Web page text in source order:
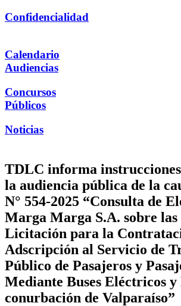
Confidencialidad
Calendario
Audiencias
Concursos
Públicos
Noticias
TDLC informa instrucciones
la audiencia pública de la
N° 554-2025 “Consulta de
Marga Marga S.A. sobre las
Licitación para la
Adscripción al Servicio de
Público de Pasajeros y
Mediante Buses Eléctricos y
conurbación de Valparaíso”